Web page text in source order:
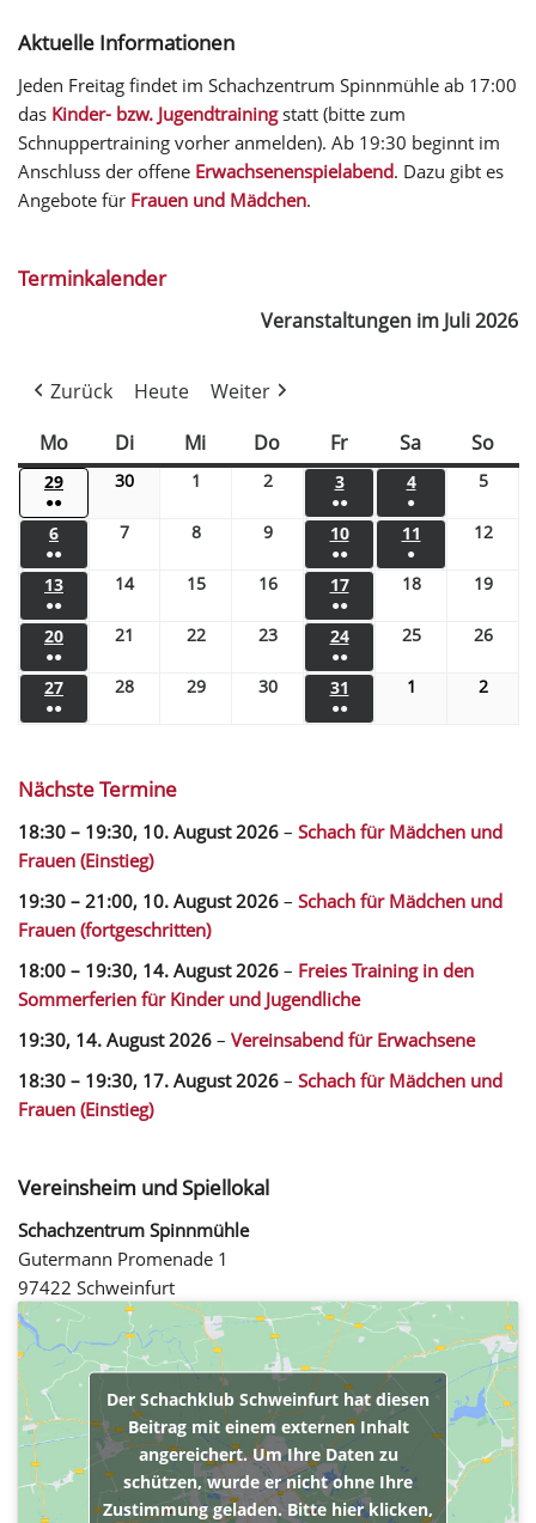
Aktuelle Informationen
Jeden Freitag findet im Schachzentrum Spinnmühle ab 17:00
das Kinder- bzw. Jugendtrainingstatt (bitte zum
Schnuppertraining vorher anmelden). Ab 19:30 beginnt im
Anschluss der offene Erwachsenenspielabend. Dazu gibt es
Angebote für Frauen und Mädchen.
Terminkalender
Veranstaltungen im Juli 2026
Zurück Heute
Weiter
Mo
Di Mi Do Fr Sa So
29
●●
30 1 2 3
●●
4
●
5
6
●●
7 8 9 10
●●
11
●
12
13
●●
14 15 16 17
●●
18 19
20
●●
21 22 23 24
●●
25 26
27
●●
28 29 30 31
●●
1 2
Nächste Termine
18:30 – 19:30, 10. August 2026 – Schach für Mädchen und
Frauen (Einstieg)
19:30 – 21:00, 10. August 2026 – Schach für Mädchen und
Frauen (fortgeschritten)
18:00 – 19:30, 14. August 2026 – Freies Training in den
Sommerferien für Kinder und Jugendliche
19:30, 14. August 2026 – Vereinsabend für Erwachsene
18:30 – 19:30, 17. August 2026 – Schach für Mädchen und
Frauen (Einstieg)
Vereinsheim und Spiellokal
Schachzentrum Spinnmühle
Gutermann Promenade 1
97422 Schweinfurt
Der Schachklub Schweinfurt hat diesen
Beitrag mit einem externen Inhalt
angereichert. Um Ihre Daten zu
schützen, wurde er nicht ohne Ihre
Zustimmung geladen. Bitte hier klicken,